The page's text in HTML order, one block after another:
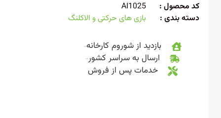
محصول :
AI1025
بندی :
بازی های حرکتی و الاکلنگ
بازدید از شوروم کارخانه
ارسال به سراسر کشور
خدمات پس از فروش